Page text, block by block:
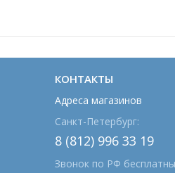
КОНТАКТЫ
Адреса магазинов
Санкт-Петербург:
8 (812) 996 33 19
Звонок по РФ